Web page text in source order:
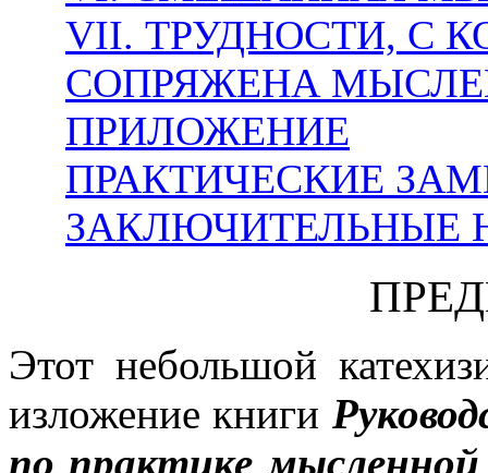
VII. ТРУДНОСТИ, С
СОПРЯЖЕНА
ПРИЛОЖЕНИЕ
ПРАКТИЧЕСКИЕ
ЗАКЛЮЧИТЕЛЬНЫЕ
Этот небольшой
изложение книги
по практике